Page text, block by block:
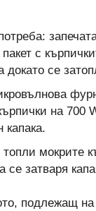
с
докато се
на 700
капака.
мокрите
се затваря
подлежащ